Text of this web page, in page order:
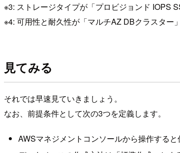
※3: ストレージタイプが「プロビジョンド IOPS
※4: 可用性と耐久性が「マルチAZ DBクラスター
見てみる
それでは早速見ていきましょう。
なお、前提条件として次の3つを定義します。
AWSマネジメントコンソールから操作すると